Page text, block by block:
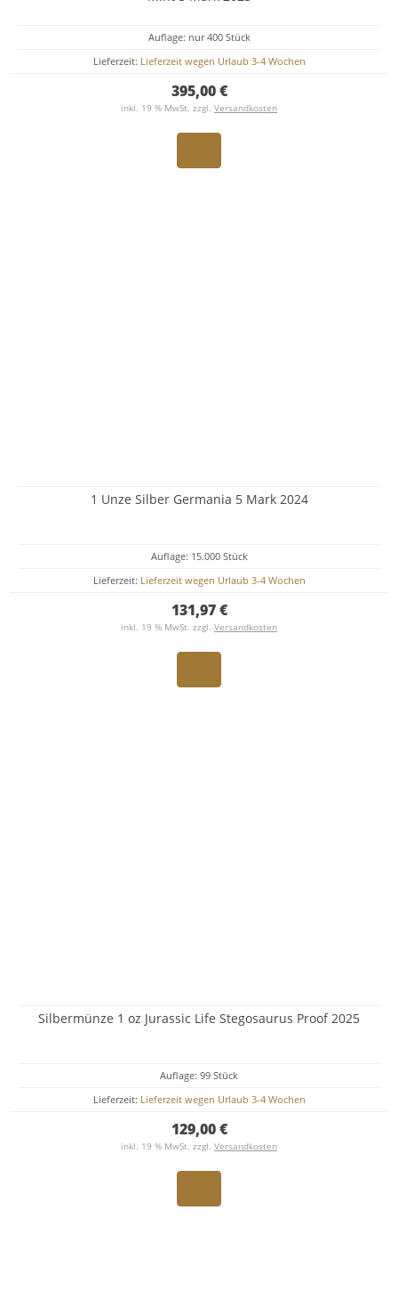
Auflage: nur 400 Stück
Lieferzeit: Lieferzeit wegen Urlaub 3-4 Wochen
395,00 €
inkl. 19 % MwSt. zzgl. Versandkosten
1 Unze Silber Germania 5 Mark 2024
Auflage: 15.000 Stück
Lieferzeit: Lieferzeit wegen Urlaub 3-4 Wochen
131,97 €
inkl. 19 % MwSt. zzgl. Versandkosten
Silbermünze 1 oz Jurassic Life Stegosaurus Proof 2025
Auflage: 99 Stück
Lieferzeit: Lieferzeit wegen Urlaub 3-4 Wochen
129,00 €
inkl. 19 % MwSt. zzgl. Versandkosten